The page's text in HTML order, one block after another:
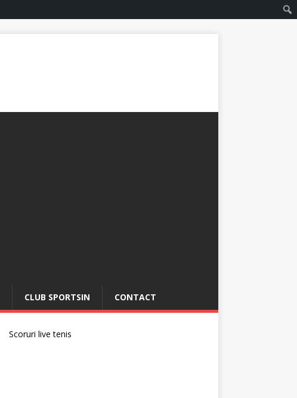
CLUB SPORTSIN CONTACT
Scoruri live tenis